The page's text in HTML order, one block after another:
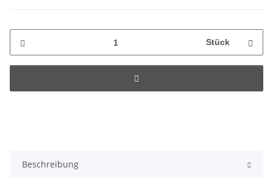
Stück
Beschreibung